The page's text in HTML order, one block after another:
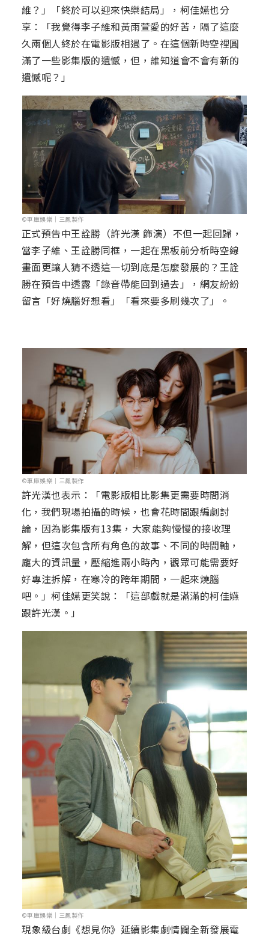
維？」「終於可以迎來快樂結局」，柯佳嬿也分
享：「我覺得李子維和黃雨萱愛的好苦，隔了這麼
久兩個人終於在電影版相遇了。在這個新時空裡圓
滿了一些影集版的遺憾，但，誰知道會不會有新的
遺憾呢？」
©車庫娛樂｜三鳳製作
正式預告中王詮勝（許光漢 飾演）不但一起回歸，
當李子維、王詮勝同框，一起在黑板前分析時空線
畫面更讓人猜不透這一切到底是怎麼發展的？王詮
勝在預告中透露「錄音帶能回到過去」，網友紛紛
留言「好燒腦好想看」「看來要多刷幾次了」。
©車庫娛樂｜三鳳製作
許光漢也表示：「電影版相比影集更需要時間消
化，我們現場拍攝的時候，也會花時間跟編劇討
論，因為影集版有13集，大家能夠慢慢的接收理
解，但這次包含所有角色的故事、不同的時間軸，
龐大的資訊量，壓縮進兩小時內，觀眾可能需要好
好專注拆解，在寒冷的跨年期間，一起來燒腦
吧。」柯佳嬿更笑說：「這部戲就是滿滿的柯佳嬿
跟許光漢。」
©車庫娛樂｜三鳳製作
現象級台劇《想見你》延續影集劇情闢全新發展電